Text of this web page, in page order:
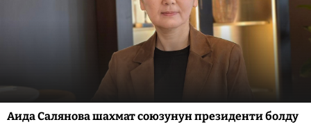
Аида Салянова шахмат союзунун президенти болду